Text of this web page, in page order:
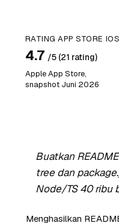
RATING APP STORE IOS
4.7 /5 (21 rating)
Apple App Store,
snapshot Juni 2026
Buatkan
tree dan
Node/TS 40 ribu
Menghasilkan